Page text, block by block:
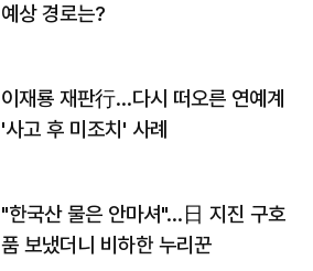
예상 경로는?
이재룡 재판行…다시 떠오른 연예계
'사고 후 미조치' 사례
"한국산 물은 안마셔"…日 지진 구호
품 보냈더니 비하한 누리꾼